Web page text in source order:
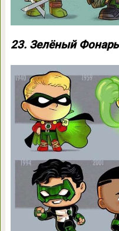
23. Зелёный Фонарь